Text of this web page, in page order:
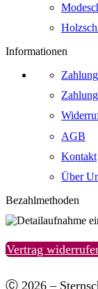
Informationen
AGB
Kontakt
Über
Bezahlmethoden
Vertrag
Ⓒ 2026 –